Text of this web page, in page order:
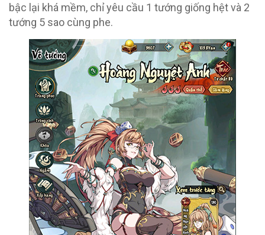
bậc lại khá mềm, chỉ yêu cầu 1 tướng giống hệt và 2
tướng 5 sao cùng phe.